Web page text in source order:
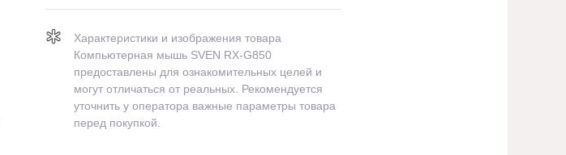
Характеристики и изображения товара
Компьютерная мышь SVEN RX-G850
предоставлены для ознакомительных целей и
могут отличаться от реальных. Рекомендуется
уточнить у оператора важные параметры товара
перед покупкой.